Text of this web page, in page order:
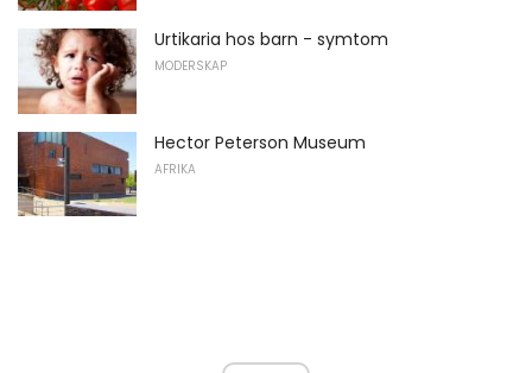
Urtikaria hos barn - symtom
MODERSKAP
Hector Peterson Museum
AFRIKA